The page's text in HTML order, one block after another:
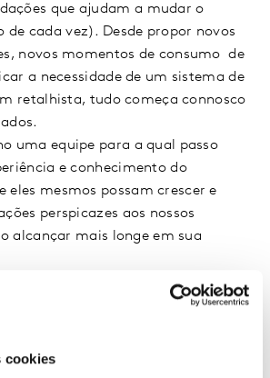
cookies
que ajudam a mudar o
de cada vez). Desde propor novos
novos momentos de consumo de
a necessidade de um sistema de
retalhista, tudo começa connosco
uma equipe para a qual passo
e conhecimento do
eles mesmos possam crescer e
perspicazes aos nossos
alcançar mais longe em sua
as pessoas sobre o seu papel?